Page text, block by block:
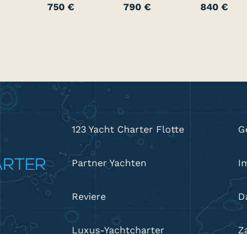
750 € 790 € 840 €
123 Yacht Charter Flotte
Partner Yachten
Reviere
Luxus-Yachtcharter